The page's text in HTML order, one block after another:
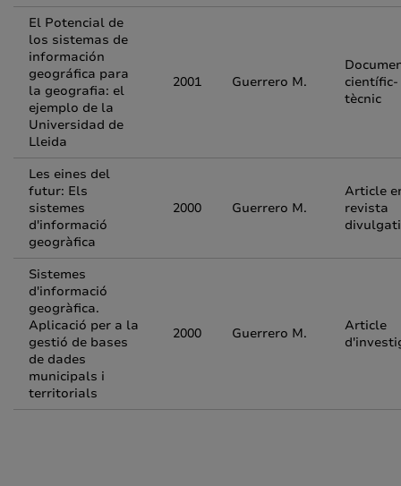
El Potencial de
los sistemas de
información
geográfica para
la geografia: el
ejemplo de la
Universidad de
Lleida
2001 Guerrero M.
científic-
tècnic
Les eines del
futur: Els
sistemes
d'informació
geogràfica
2000 Guerrero M.
Article
revista
Sistemes
d'informació
geogràfica.
Aplicació per a la
gestió de bases
de dades
municipals i
territorials
2000 Guerrero M.
Article